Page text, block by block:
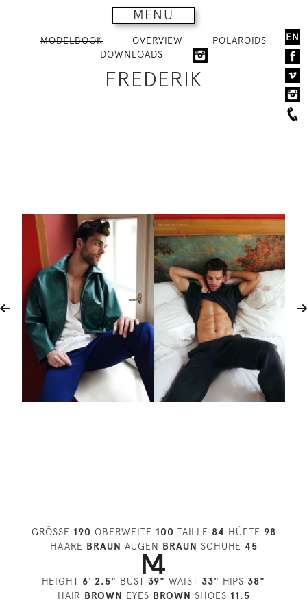
MENU
EN
MODELBOOK OVERVIEW
POLAROIDS
DOWNLOADS
FREDERIK
GRÖSSE 190 OBERWEITE 100 TAILLE 84 HÜFTE 98
HAARE BRAUN AUGEN BRAUN SCHUHE 45
HEIGHT 6' 2.5" BUST 39" WAIST 33" HIPS 38"
HAIR BROWN EYES BROWN SHOES 11.5